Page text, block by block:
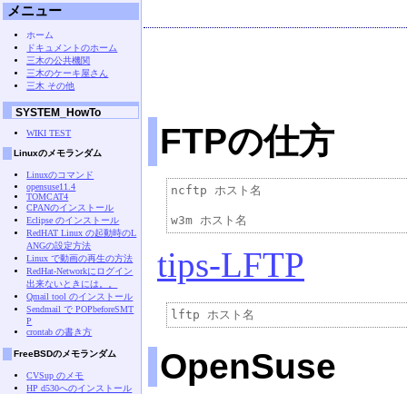
FTPの仕方
ncftp ホスト名
tips-LFTP
OpenSuse
メニュー
ホーム
ドキュメントのホーム
三木の公共機関
三木のケーキ屋さん
三木 その他
SYSTEM_HowTo
WIKI TEST
Linuxのメモランダム
Linuxのコマンド
opensuse11.4
TOMCAT4
CPANのインストール
Eclipse のインストール
RedHAT Linux の起動時のL
ANGの設定方法
Linux で動画の再生の方法
RedHat-Networkにログイン
出来ないときには。。
Qmail tool のインストール
Sendmail で POPbeforeSMT
P
crontab の書き方
FreeBSDのメモランダム
CVSup のメモ
HP d530へのインストール